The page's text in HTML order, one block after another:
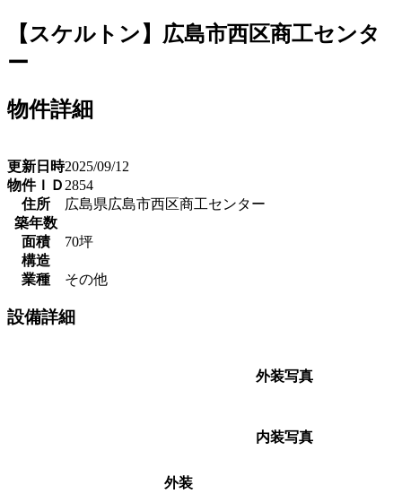
【スケルトン】広島市西区商工センタ
ー
物件詳細
更新日時2025/09/12
物件ＩＤ 2854
住所
広島県広島市西区商工センター
築年数
面積
70坪
構造
業種
その他
設備詳細
外装写真
内装写真
外装